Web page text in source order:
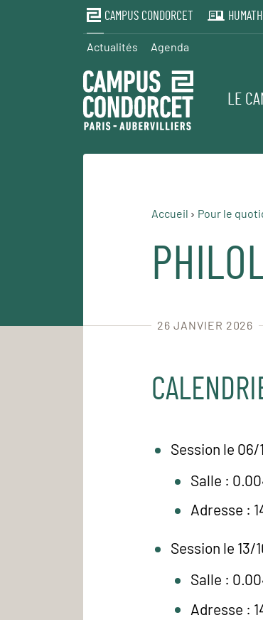
CAMPUS CONDORCET
Actualités Agenda
LE
Accueil Pour le
26 JANVIER 2026
Session le 06/
Salle :
Adresse :
Session le 13/
Salle :
Adresse :